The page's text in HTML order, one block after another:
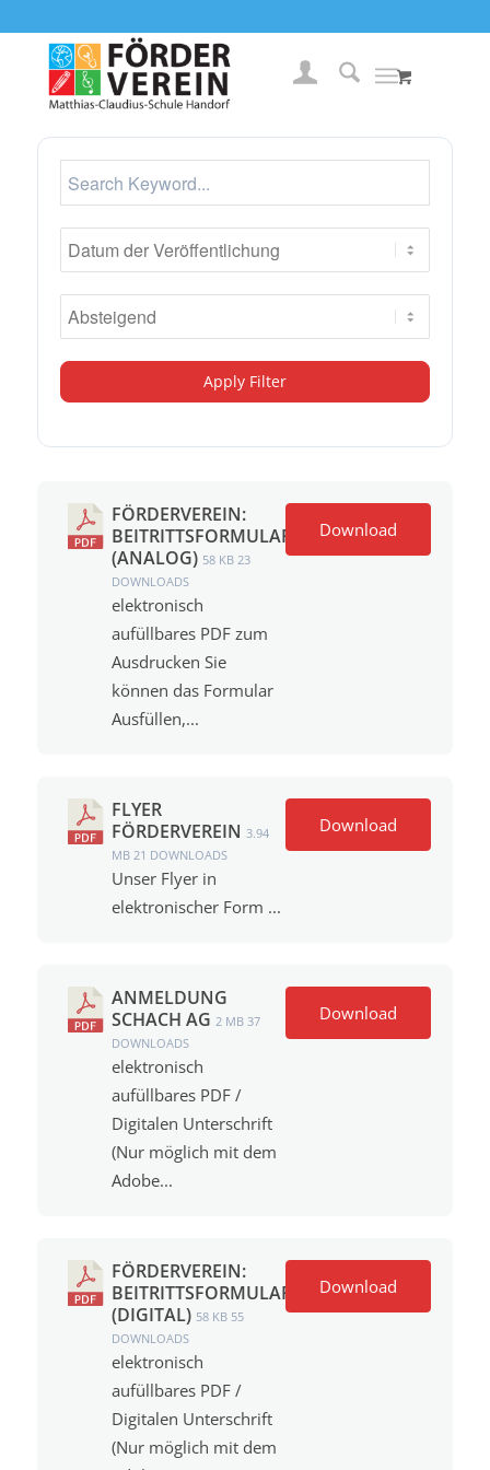
Apply Filter
FÖRDERVEREIN:
BEITRITTSFORMULAR
(ANALOG) 58 KB 23
DOWNLOADS
elektronisch
aufüllbares PDF zum
Ausdrucken Sie
können das Formular
Ausfüllen,...
Download
FLYER
FÖRDERVEREIN 3.94
MB 21 DOWNLOADS
Unser Flyer in
elektronischer Form ...
Download
ANMELDUNG
SCHACH AG 2 MB 37
DOWNLOADS
elektronisch
aufüllbares PDF /
Digitalen Unterschrift
(Nur möglich mit dem
Adobe...
Download
FÖRDERVEREIN:
BEITRITTSFORMULAR
(DIGITAL) 58 KB 55
DOWNLOADS
elektronisch
aufüllbares PDF /
Digitalen Unterschrift
(Nur möglich mit dem
Download